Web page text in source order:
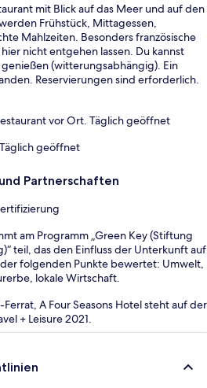
mit Blick auf das Meer und auf den
Frühstück, Mittagessen,
Mahlzeiten. Besonders französische
nicht entgehen lassen. Du kannst
genießen (witterungsabhängig). Ein
Reservierungen sind erforderlich.
vor Ort. Täglich geöffnet
geöffnet
Partnerschaften
am Programm „Green Key (Stiftung
teil, das den Einfluss der Unterkunft auf
folgenden Punkte bewertet: Umwelt,
lokale Wirtschaft.
A Four Seasons Hotel steht auf der
+ Leisure 2021.